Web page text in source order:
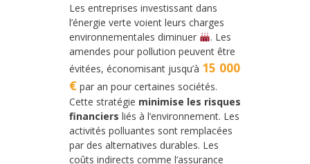
Les entreprises investissant dans
l’énergie verte voient leurs charges
environnementales diminuer
. Les
amendes pour pollution peuvent être
évitées, économisant jusqu’à 15 000
€ par an pour certaines sociétés.
Cette stratégie minimise les risques
financiers liés à l’environnement. Les
activités polluantes sont remplacées
par des alternatives durables. Les
coûts indirects comme l’assurance